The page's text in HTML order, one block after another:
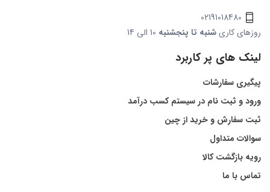
02191018480
روزهای کاریشنبه تا پنجشنبه
لینک های پر کاربرد
پیگیری سفارشات
ورود و ثبت نام در سیستم کسب درآمد
ثبت سفارش و خرید از چین
سوالات متداول
رویه بازگشت کالا
تماس با ما